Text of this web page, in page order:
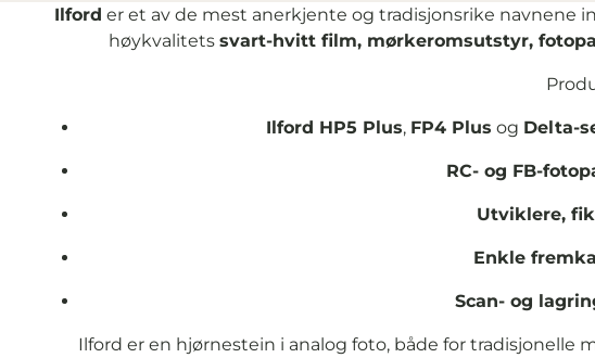
Ilford er et av de mest anerkjente og tradisjonsrike navnene
høykvalitets svart-hvitt film, mørkeromsutstyr,
Ilford HP5 Plus, FP4 Plus og Delta-
RC- og FB-
Utviklere,
Enkle
Scan- og
Ilford er en hjørnestein i analog foto, både for tradisjonelle